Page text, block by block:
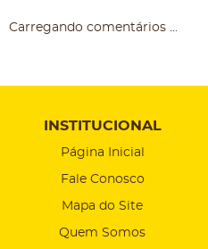
Carregando comentários ...
INSTITUCIONAL
Página Inicial
Fale Conosco
Mapa do Site
Quem Somos